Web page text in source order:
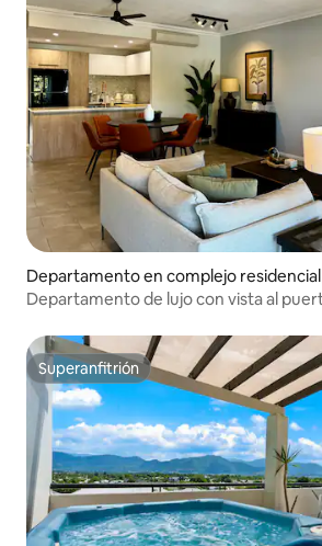
Departamento en complejo residencial
nity Park
Departamento de lujo con vista al
Superanfitrión
Superanfitrión